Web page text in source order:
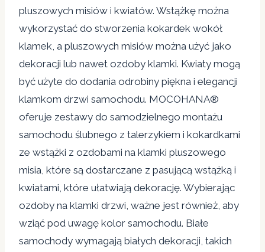
pluszowych misiów i kwiatów. Wstążkę można
wykorzystać do stworzenia kokardek wokół
klamek, a pluszowych misiów można użyć jako
dekoracji lub nawet ozdoby klamki. Kwiaty mogą
być użyte do dodania odrobiny piękna i elegancji
klamkom drzwi samochodu. MOCOHANA®
oferuje zestawy do samodzielnego montażu
samochodu ślubnego z talerzykiem i kokardkami
ze wstążki z ozdobami na klamki pluszowego
misia, które są dostarczane z pasującą wstążką i
kwiatami, które ułatwiają dekorację. Wybierając
ozdoby na klamki drzwi, ważne jest również, aby
wziąć pod uwagę kolor samochodu. Białe
samochody wymagają białych dekoracji, takich